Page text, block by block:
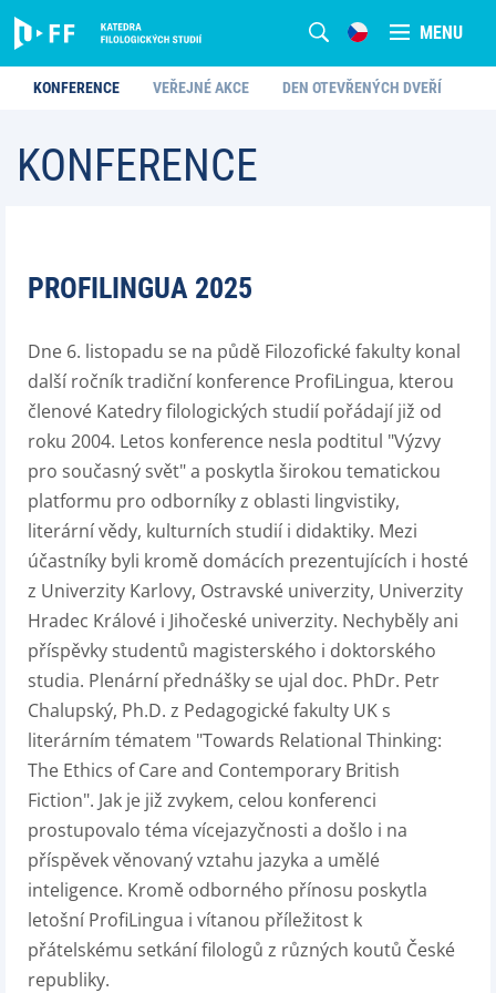
MENU
KONFERENCE VEŘEJNÉ AKCE DEN OTEVŘENÝCH DVEŘÍ
KONFERENCE
PROFILINGUA 2025
Dne 6. listopadu se na půdě Filozofické fakulty konal
další ročník tradiční konference ProfiLingua, kterou
členové Katedry filologických studií pořádají již od
roku 2004. Letos konference nesla podtitul "Výzvy
pro současný svět" a poskytla širokou tematickou
platformu pro odborníky z oblasti lingvistiky,
literární vědy, kulturních studií i didaktiky. Mezi
účastníky byli kromě domácích prezentujících i hosté
z Univerzity Karlovy, Ostravské univerzity, Univerzity
Hradec Králové i Jihočeské univerzity. Nechyběly ani
příspěvky studentů magisterského i doktorského
studia. Plenární přednášky se ujal doc. PhDr. Petr
Chalupský, Ph.D. z Pedagogické fakulty UK s
literárním tématem "Towards Relational Thinking:
The Ethics of Care and Contemporary British
Fiction". Jak je již zvykem, celou konferenci
prostupovalo téma vícejazyčnosti a došlo i na
příspěvek věnovaný vztahu jazyka a umělé
inteligence. Kromě odborného přínosu poskytla
letošní ProfiLingua i vítanou příležitost k
přátelskému setkání filologů z různých koutů České
republiky.